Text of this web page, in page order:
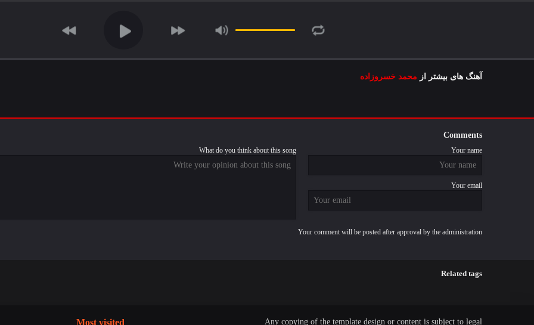
آهنگ های بیشتر از محمد خسروزاده
Comments
Your name
Your email
What do you think about this song
Your comment will be posted after approval by the administration
Related tags
Any copying of the template design or content is subject to legal
Most visited